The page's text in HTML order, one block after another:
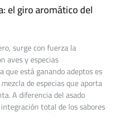
el giro aromático del
surge con fuerza la
aves y especias
que está ganando adeptos es
de especias que aporta
A diferencia del asado
total de los sabores